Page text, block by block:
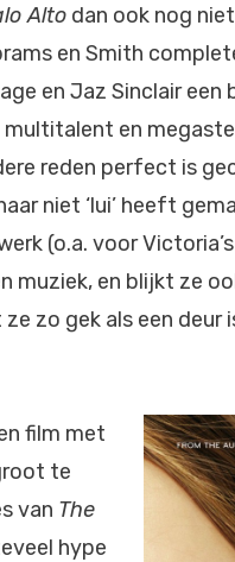
Alto dan ook nog
en Smith
en Jaz Sinclair een
en
reden perfect is
niet ‘lui’ heeft
(o.a. voor
muziek, en blijkt ze
zo gek als een deur
film met
te
van The
hype